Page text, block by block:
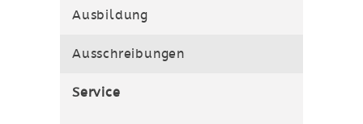
Ausbildung
Ausschreibungen
Service